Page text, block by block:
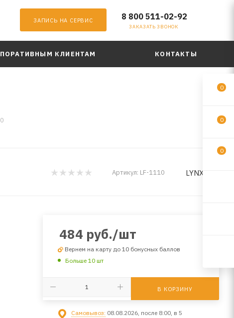
ЗАПИСЬ НА СЕРВИС 8 800 511-02-92
ЗАКАЗАТЬ ЗВОНОК
КЛИЕНТАМ КОНТАКТЫ
Артикул: LF-1110 LYNXauto
484 руб./шт
Вернем на карту до 10 бонусных баллов
Больше 10 шт
В КОРЗИНУ
Самовывоз: 08.08.2026, после 8:00, в 5
0
0
0